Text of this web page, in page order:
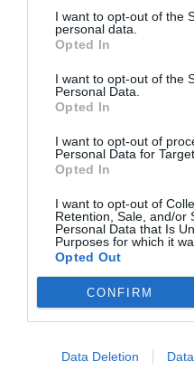
I want to opt-out of the
personal data.
Opted In
I want to opt-out of the
Personal Data.
Opted In
I want to opt-out of
Personal Data for
Opted In
I want to opt-out of
Retention, Sale, and/or
Personal Data that Is
Purposes for which it
Opted Out
CONFIRM
Data Deletion
Δείτε αυτή τη